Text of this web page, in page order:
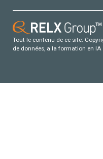
Tout le contenu de ce site:
de données, a la formation en